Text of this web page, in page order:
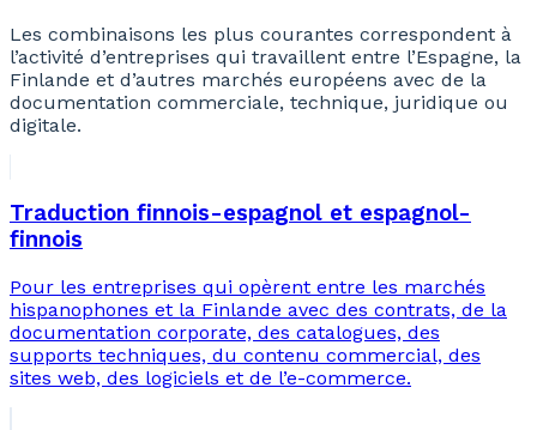
Les combinaisons les plus courantes correspondent à
l’activité d’entreprises qui travaillent entre l’Espagne, la
Finlande et d’autres marchés européens avec de la
documentation commerciale, technique, juridique ou
digitale.
Traduction finnois-espagnol et espagnol-
finnois
Pour les entreprises qui opèrent entre les marchés
hispanophones et la Finlande avec des contrats, de la
documentation corporate, des catalogues, des
supports techniques, du contenu commercial, des
sites web, des logiciels et de l’e-commerce.